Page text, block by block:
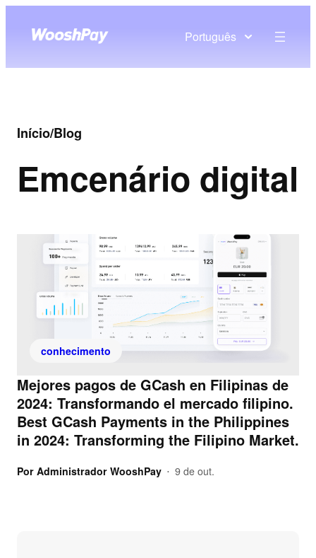
Português
Início/Blog
Emcenário digital
conhecimento
Mejores pagos de GCash en Filipinas de
2024: Transformando el mercado filipino.
Best GCash Payments in the Philippines
in 2024: Transforming the Filipino Market.
Por Administrador WooshPay • 9 de out.